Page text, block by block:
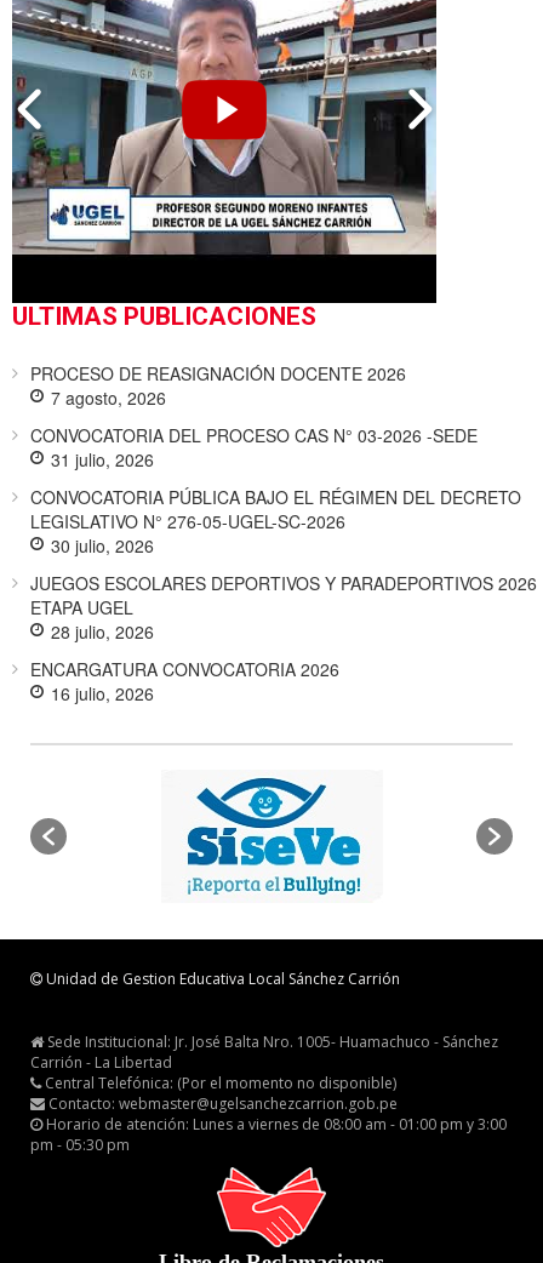
ULTIMAS PUBLICACIONES
PROCESO DE REASIGNACIÓN DOCENTE 2026
7 agosto, 2026
CONVOCATORIA DEL PROCESO CAS N° 03-2026 -SEDE
31 julio, 2026
CONVOCATORIA PÚBLICA BAJO EL RÉGIMEN DEL DECRETO
LEGISLATIVO N° 276-05-UGEL-SC-2026
30 julio, 2026
JUEGOS ESCOLARES DEPORTIVOS Y PARADEPORTIVOS 2026
ETAPA UGEL
28 julio, 2026
ENCARGATURA CONVOCATORIA 2026
16 julio, 2026
Unidad de Gestion Educativa Local Sánchez Carrión
Sede Institucional: Jr. José Balta Nro. 1005- Huamachuco - Sánchez
Carrión - La Libertad
Central Telefónica: (Por el momento no disponible)
Contacto: webmaster@ugelsanchezcarrion.gob.pe
Horario de atención: Lunes a viernes de 08:00 am - 01:00 pm y 3:00
pm - 05:30 pm